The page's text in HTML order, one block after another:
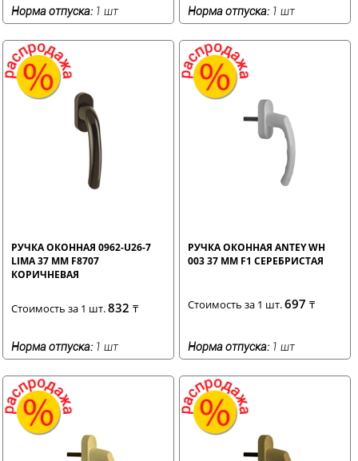
Норма отпуска: 1 шт Норма отпуска: 1 шт
РУЧКА ОКОННАЯ 0962-U26-7
LIMA 37 ММ F8707
КОРИЧНЕВАЯ
Стоимость за 1 шт.832 ₸
Норма отпуска: 1 шт
РУЧКА ОКОННАЯ ANTEY WH
003 37 ММ F1 СЕРЕБРИСТАЯ
Стоимость за 1 шт.697₸
Норма отпуска: 1 шт